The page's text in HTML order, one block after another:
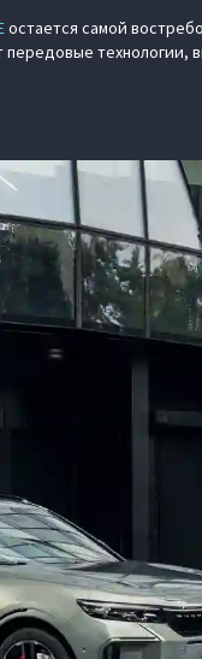
остается самой
передовые